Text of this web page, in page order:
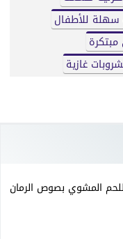
سهلة للأطفال
غازية
المشوي بصوص الرمان